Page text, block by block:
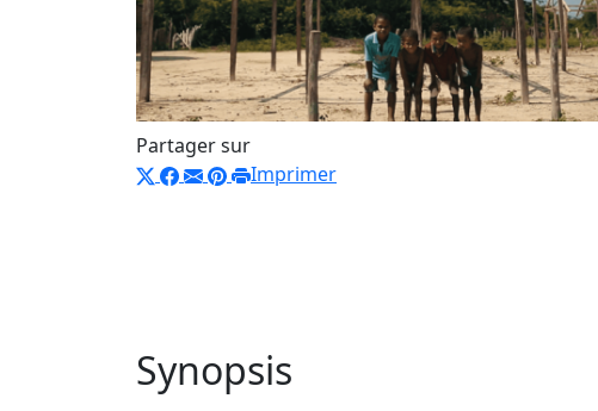
Partager sur
Imprimer
Synopsis